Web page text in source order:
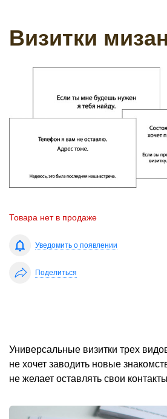
Визитки
Товара нет в продаже
Уведомить о появлении
Поделиться
Универсальные визитки трех
не хочет заводить новые
не желает оставлять свои